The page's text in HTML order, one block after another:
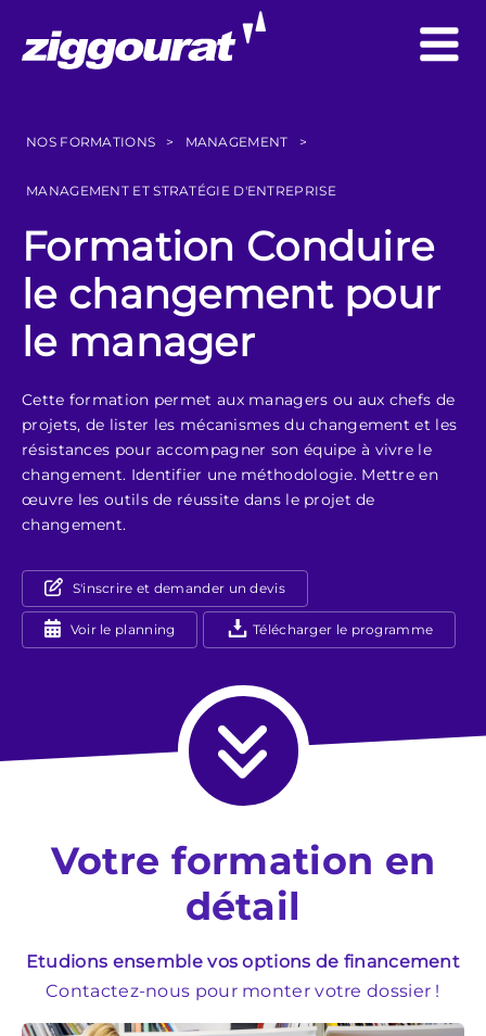
NOS FORMATIONS > MANAGEMENT >
MANAGEMENT ET STRATÉGIE D'ENTREPRISE
Formation Conduire
le changement pour
le manager
Cette formation permet aux managers ou aux chefs de
projets, de lister les mécanismes du changement et les
résistances pour accompagner son équipe à vivre le
changement. Identifier une méthodologie. Mettre en
œuvre les outils de réussite dans le projet de
changement.
S'inscrire et demander un devis
Voir le planning Télécharger le programme
Votre formation en
détail
Etudions ensemble vos options de financement
Contactez-nous pour monter votre dossier !